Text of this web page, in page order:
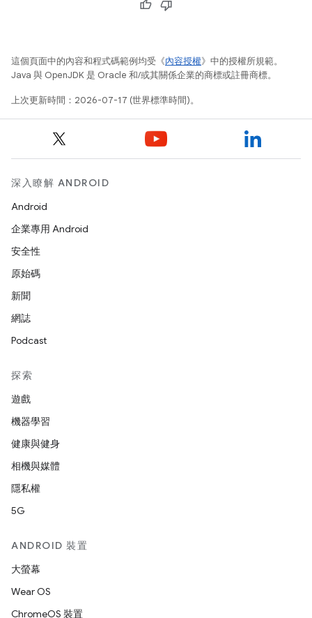
這個頁面中的內容和程式碼範例均受《內容授權》中的授權所規範。
Java 與 OpenJDK 是 Oracle 和/或其關係企業的商標或註冊商標。
上次更新時間：2026-07-17 (世界標準時間)。
深入瞭解 ANDROID
Android
企業專用 Android
安全性
原始碼
新聞
網誌
Podcast
探索
遊戲
機器學習
健康與健身
相機與媒體
隱私權
5G
ANDROID 裝置
大螢幕
Wear OS
ChromeOS 裝置